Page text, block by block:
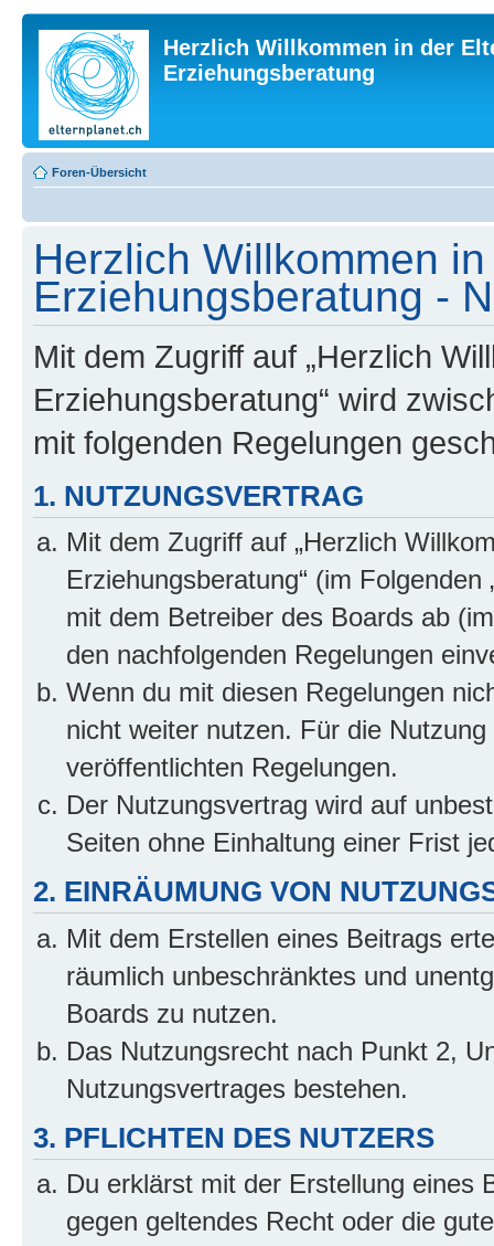
Herzlich Willkommen in der
Erziehungsberatung
Foren-Übersicht
Herzlich Willkommen
Erziehungsberatung -
Mit dem Zugriff auf „Herzlich
Erziehungsberatung“ wird
mit folgenden Regelungen
1. NUTZUNGSVERTRAG
Mit dem Zugriff auf „Herzlich
Erziehungsberatung“ (im
mit dem Betreiber des Boards ab
den nachfolgenden Regelungen
Wenn du mit diesen Regelungen
nicht weiter nutzen. Für die
veröffentlichten Regelungen.
Der Nutzungsvertrag wird auf
Seiten ohne Einhaltung einer Frist
2. EINRÄUMUNG VON
Mit dem Erstellen eines Beitrags
räumlich unbeschränktes und
Boards zu nutzen.
Das Nutzungsrecht nach Punkt 2,
Nutzungsvertrages bestehen.
3. PFLICHTEN DES NUTZERS
Du erklärst mit der Erstellung eines
gegen geltendes Recht oder die